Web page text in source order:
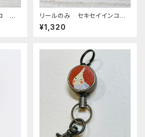
ル
ん
リールのみ セキセイインコ
オパーリングリーン CAMEL
キャメル せきせいいんこ ライ
¥1,320